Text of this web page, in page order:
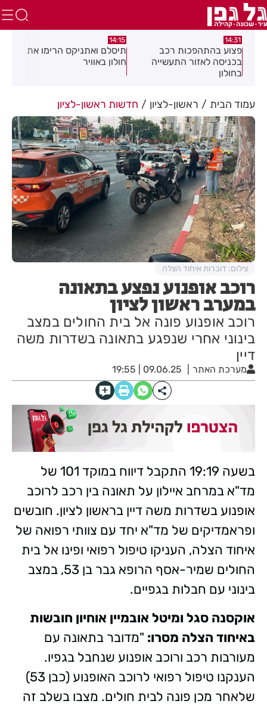
14:31
פצוע בהתהפכות רכב
בכניסה לאזור התעשייה
בחולון
14:15
תיסלם ואתניקס הרימו את
חולון באוויר
עמוד הבית ראשון-לציון חדשות ראשון-לציון
רוכב אופנוע נפצע בתאונה
במערב ראשון לציון
רוכב אופנוע פונה אל בית החולים במצב
בינוני אחרי שנפגע בתאונה בשדרות משה
דיין
מערכת האתר 09.06.25 | 19:55
צילום: דוברות איחוד הצלה
בשעה 19:19 התקבל דיווח במוקד 101 של
מד"א במרחב איילון על תאונה בין רכב לרוכב
אופנוע בשדרות משה דיין בראשון לציון. חובשים
ופראמדיקים של מד"א יחד עם צוותי רפואה של
איחוד הצלה, העניקו טיפול רפואי ופינו אל בית
החולים שמיר-אסף הרופא גבר בן 53, במצב
בינוני עם חבלות בגפיים.
אוקסנה סגל ומיטל אובמיין אוחיון חובשות
באיחוד הצלה מסרו: "מדובר בתאונה עם
מעורבות רכב ורוכב אופנוע שנחבל בגפיו.
הענקנו טיפול רפואי לרוכב האופנוע (כבן 53)
שלאחר מכן פונה לבית חולים. מצבו בשלב זה